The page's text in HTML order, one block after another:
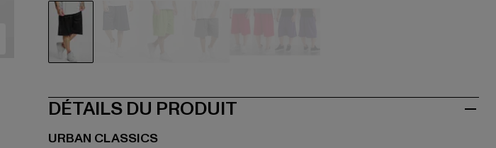
DÉTAILS DU PRODUIT
URBAN CLASSICS